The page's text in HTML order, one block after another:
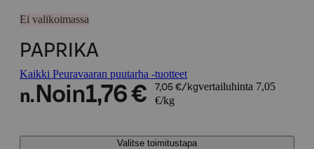
Ei valikoimassa
PAPRIKA
Kaikki Peuravaaran puutarha -tuotteet
n. Noin1,76 € 7,05 €/kgvertailuhinta 7,05
€/kg
Valitse toimitustapa